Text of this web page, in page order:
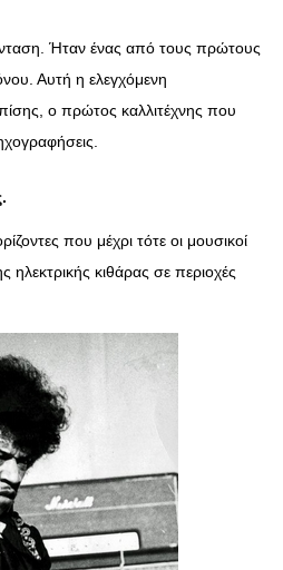
Ήταν ένας από τους πρώτους
Αυτή η ελεγχόμενη
ο πρώτος καλλιτέχνης που
που μέχρι τότε οι μουσικοί
ηλεκτρικής κιθάρας σε περιοχές
Κώστας Καζάκος μας μιλάει
για το Μεγάλο μας Τσίρκο